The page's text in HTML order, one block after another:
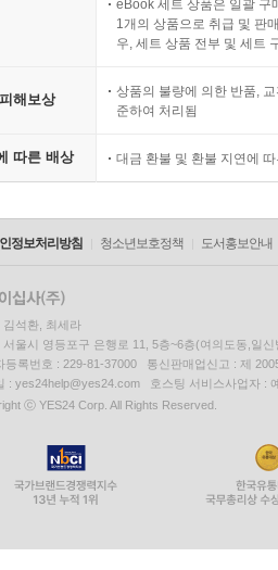
eBook 세트 상품은 일괄 구
1개의 상품으로 취급 및 판
우, 세트 상품 전부 및 세트
해보상
상품의 불량에 의한 반품,
준하여 처리됨
따른 배상 대금 환불 및 환불 지연에
정보처리방침 청소년보호정책 도서홍보안내
김석환, 최세라
서울시 영등포구 은행로 11, 5층~6층(여의도동,일신
등록번호 : 229-81-37000 통신판매업신고 : 제
: yes24help@yes24.com 호스팅 서비스사업자 :
ⓒ YES24 Corp. All Rights Reserved.